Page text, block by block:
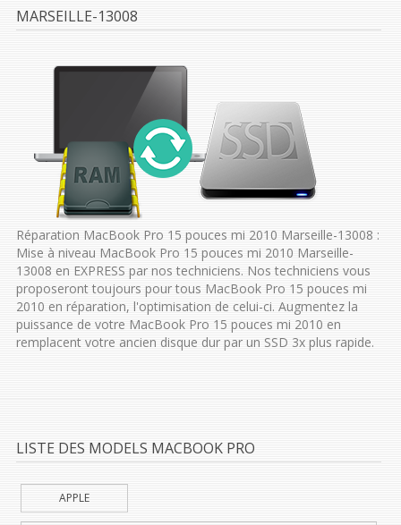
MARSEILLE-13008
Réparation MacBook Pro 15 pouces mi 2010 Marseille-13008 :
Mise à niveau MacBook Pro 15 pouces mi 2010 Marseille-
13008 en EXPRESS par nos techniciens. Nos techniciens vous
proposeront toujours pour tous MacBook Pro 15 pouces mi
2010 en réparation, l'optimisation de celui-ci. Augmentez la
puissance de votre MacBook Pro 15 pouces mi 2010 en
remplacent votre ancien disque dur par un SSD 3x plus rapide.
LISTE DES MODELS MACBOOK PRO
APPLE